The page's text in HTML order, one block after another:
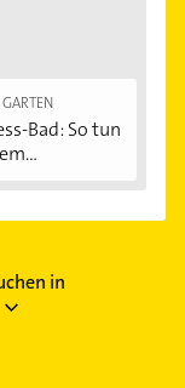
Bad: So tun
in